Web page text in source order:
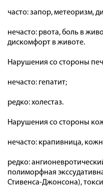
часто: запор, метеоризм,
нечасто: рвота, боль в
дискомфорт в животе.
Нарушения со стороны
нечасто: гепатит;
редко: холестаз.
Нарушения со стороны
нечасто: крапивница,
редко:
полиморфная
Стивенса-Джонсона),